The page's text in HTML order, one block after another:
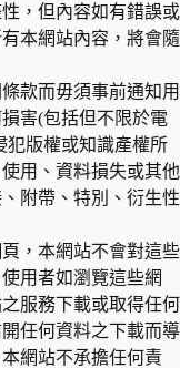
，但內容如有錯誤或
本網站內容，將會隨
款而毋須事前通知用
害(包括但不限於電
犯版權或知識產權所
用、資料損失或其他
附帶、特別、衍生性
，本網站不會對這些
用者如瀏覽這些網
服務下載或取得任何
任何資料之下載而導
網站不承擔任何責